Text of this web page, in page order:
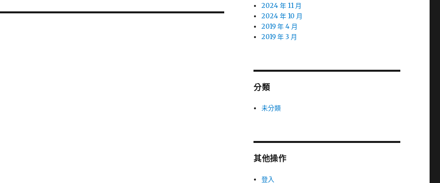
2024 年 11 月
2024 年 10 月
2019 年 4 月
2019 年 3 月
分類
未分類
其他操作
登入